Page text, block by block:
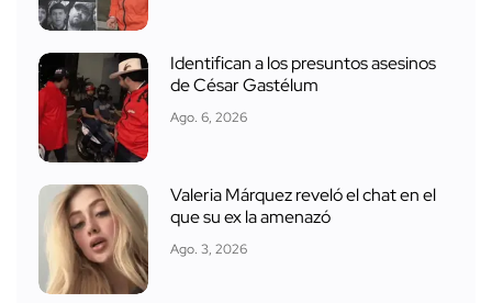
Identifican a los presuntos asesinos
de César Gastélum
Ago. 6, 2026
Valeria Márquez reveló el chat en el
que su ex la amenazó
Ago. 3, 2026